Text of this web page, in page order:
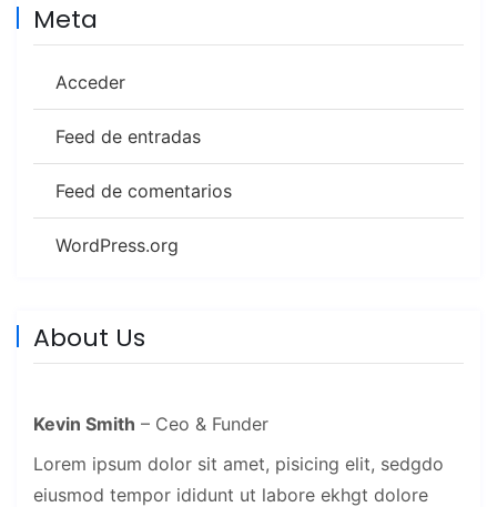
Meta
Acceder
Feed de entradas
Feed de comentarios
WordPress.org
About Us
Kevin Smith – Ceo & Funder
Lorem ipsum dolor sit amet, pisicing elit, sedgdo
eiusmod tempor ididunt ut labore ekhgt dolore